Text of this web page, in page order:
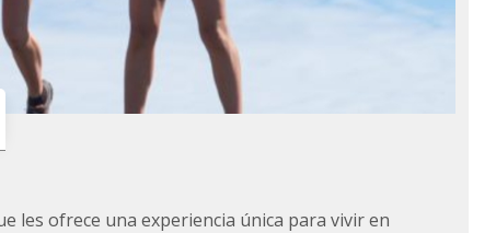
les ofrece una experiencia única para vivir en